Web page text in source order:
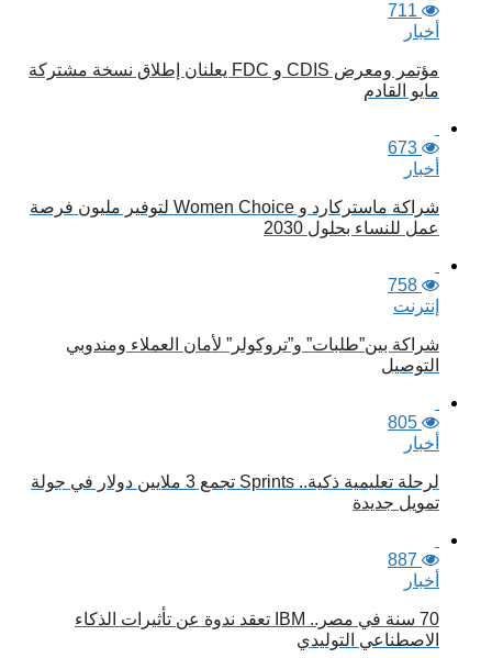
711
أخبار
مؤتمر ومعرض CDIS و FDC يعلنان إطلاق نسخة مشتركة
مايو القادم
673
أخبار
شراكة ماستركارد و Women Choice لتوفير مليون فرصة
عمل للنساء بحلول 2030
758
إنترنت
شراكة بين”طلبات” و”تروكولر” لأمان العملاء ومندوبي
التوصيل
805
أخبار
لرحلة تعليمية ذكية.. Sprints تجمع 3 ملايين دولار في جولة
تمويل جديدة
887
أخبار
70 سنة في مصر.. IBM تعقد ندوة عن تأثيرات الذكاء
الاصطناعي التوليدي